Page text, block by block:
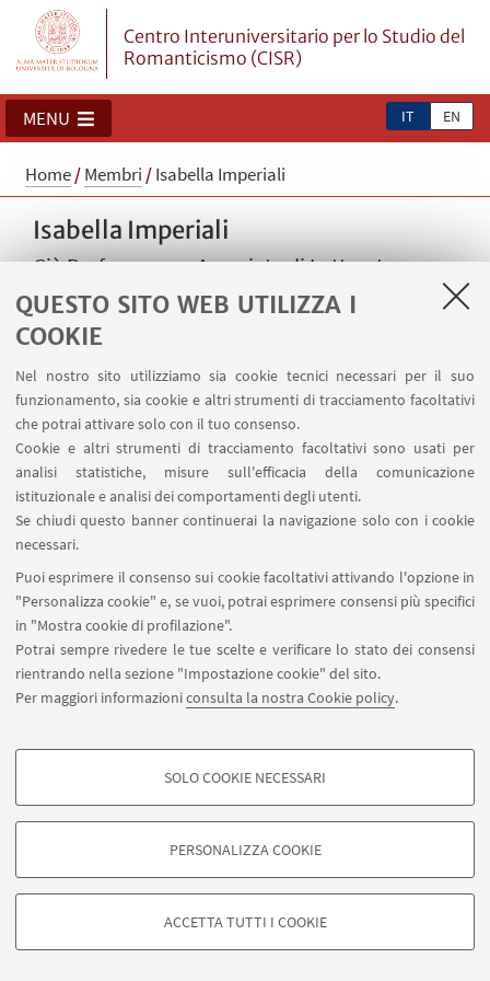
QUESTO SITO WEB UTILIZZA I
COOKIE
Nel nostro sito utilizziamo sia cookie tecnici necessari per il suo
funzionamento, sia cookie e altri strumenti di tracciamento facoltativi
che potrai attivare solo con il tuo consenso.
Cookie e altri strumenti di tracciamento facoltativi sono usati per
analisi statistiche, misure sull'efficacia della comunicazione
istituzionale e analisi dei comportamenti degli utenti.
Se chiudi questo banner continuerai la navigazione solo con i cookie
necessari.
Puoi esprimere il consenso sui cookie facoltativi attivando l'opzione in
"Personalizza cookie" e, se vuoi, potrai esprimere consensi più specifici
in "Mostra cookie di profilazione".
Potrai sempre rivedere le tue scelte e verificare lo stato dei consensi
rientrando nella sezione "Impostazione cookie" del sito.
Per maggiori informazioniconsulta la nostra Cookie policy.
COOKIE DI PROFILAZIONE - FACOLTATIVI
degli utenti, creare profili in base al loro comportamento sul sito, per analisi
di marketing.
Google/Youtube Video
SOLO COOKIE NECESSARI
PERSONALIZZA COOKIE
ACCETTA TUTTI I COOKIE
Centro Interuniversitario per lo Studio del
Romanticismo (CISR)
IT EN
MENU
Home/Membri /Isabella Imperiali
Isabella Imperiali
Già Professoressa Associata di Letteratura
inglese presso l'Università La Sapienza di
Roma.
Seguici su:
©Copyright 2026 - ALMA MATER STUDIORUM - Università di
Privacy- Note legali-Impostazioni Cookie